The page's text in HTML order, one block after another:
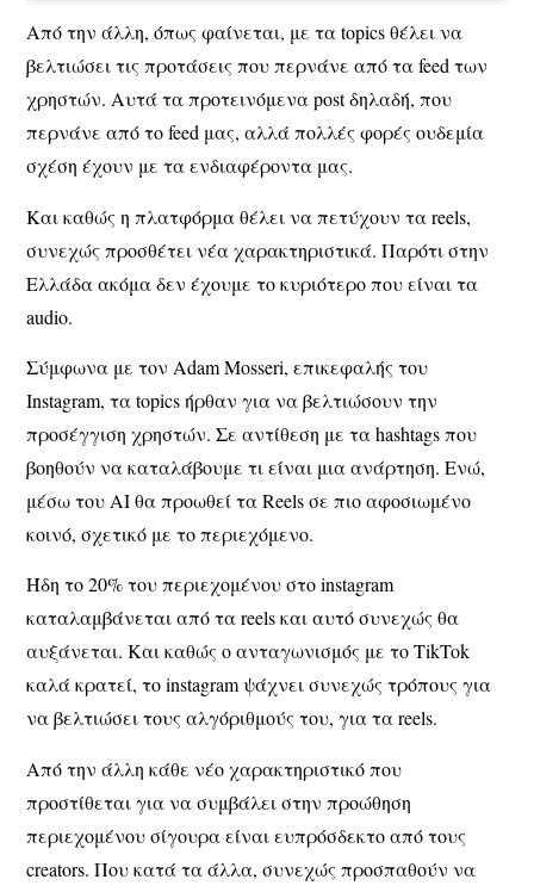
Από την άλλη, όπως φαίνεται, με τα topics θέλει να
βελτιώσει τις προτάσεις που περνάνε από τα feed των
χρηστών. Αυτά τα προτεινόμενα post δηλαδή, που
περνάνε από το feed μας, αλλά πολλές φορές ουδεμία
σχέση έχουν με τα ενδιαφέροντα μας.
Και καθώς η πλατφόρμα θέλει να πετύχουν τα reels,
συνεχώς προσθέτει νέα χαρακτηριστικά. Παρότι στην
Ελλάδα ακόμα δεν έχουμε το κυριότερο που είναι τα
audio.
Σύμφωνα με τον Adam Mosseri, επικεφαλής του
Instagram, τα topics ήρθαν για να βελτιώσουν την
προσέγγιση χρηστών. Σε αντίθεση με τα hashtags που
βοηθούν να καταλάβουμε τι είναι μια ανάρτηση. Ενώ,
μέσω του AI θα προωθεί τα Reels σε πιο αφοσιωμένο
κοινό, σχετικό με το περιεχόμενο.
Ήδη το 20% του περιεχομένου στο instagram
καταλαμβάνεται από τα reels και αυτό συνεχώς θα
αυξάνεται. Και καθώς ο ανταγωνισμός με το TikTok
καλά κρατεί, το instagram ψάχνει συνεχώς τρόπους για
να βελτιώσει τους αλγόριθμούς του, για τα reels.
Από την άλλη κάθε νέο χαρακτηριστικό που
προστίθεται για να συμβάλει στην προώθηση
περιεχομένου σίγουρα είναι ευπρόσδεκτο από τους
creators. Που κατά τα άλλα, συνεχώς προσπαθούν να